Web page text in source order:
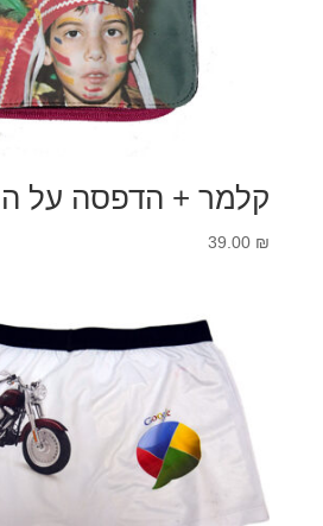
קלמר + הדפסה על
39.00 ₪